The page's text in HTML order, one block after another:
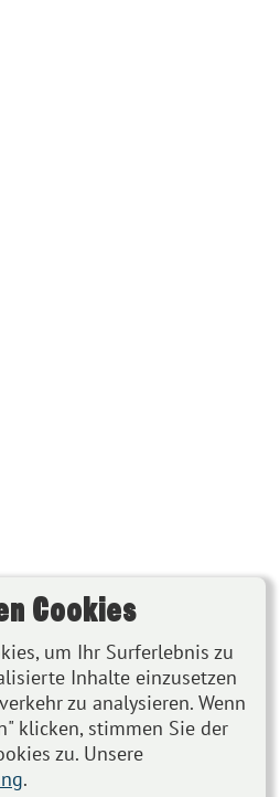
Cookies
um Ihr Surferlebnis zu
Inhalte einzusetzen
zu analysieren. Wenn
klicken, stimmen Sie der
zu. Unsere
.